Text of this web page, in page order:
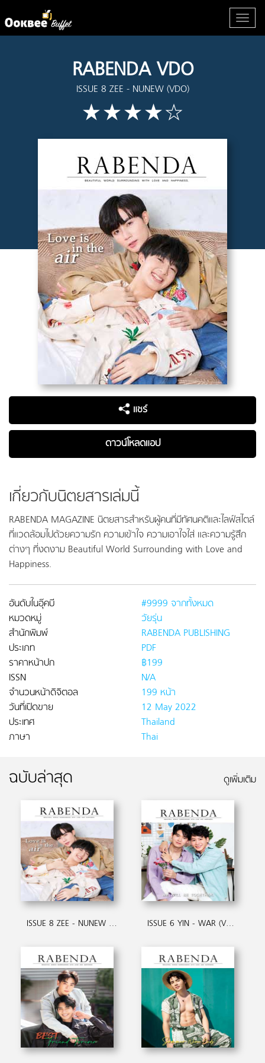
RABENDA VDO
ISSUE 8 ZEE - NUNEW (VDO)
แชร์
ดาวน์โหลดแอป
เกี่ยวกับนิตยสารเล่มนี้
RABENDA MAGAZINE นิตยสารสำหรับผู้คนที่มีทัศนคติและไลฟ์สไตล์
ที่แวดล้อมไปด้วยความรัก ความเข้าใจ ความเอาใจใส่ และความรู้สึก
ต่างๆ ที่งดงาม Beautiful World Surrounding with Love and
Happiness.
อันดับในอุ๊คบี
#9999 จากทั้งหมด
หมวดหมู่
วัยรุ่น
สำนักพิมพ์
RABENDA PUBLISHING
ประเภท
PDF
ราคาหน้าปก
฿199
ISSN
N/A
จำนวนหน้าดิจิตอล
199 หน้า
วันที่เปิดขาย
12 May 2022
ประเทศ
Thailand
ภาษา
Thai
ฉบับล่าสุด ดูเพิ่มเติม
ISSUE 8 ZEE - NUNEW (VDO) ISSUE 6 YIN - WAR (VDO)